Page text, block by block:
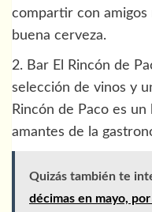
compartir con amigos
buena cerveza.
2. Bar El Rincón de
selección de vinos y
Rincón de Paco es
amantes de la
Quizás también te
décimas en mayo,